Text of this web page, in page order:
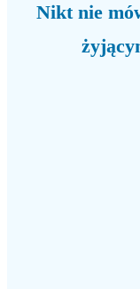
Nikt nie